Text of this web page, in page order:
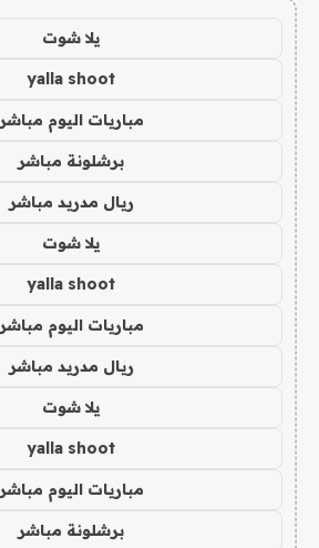
يلا شوت
yalla shoot
مباريات اليوم مباشر
برشلونة مباشر
ريال مدريد مباشر
يلا شوت
yalla shoot
مباريات اليوم مباشر
ريال مدريد مباشر
يلا شوت
yalla shoot
مباريات اليوم مباشر
برشلونة مباشر